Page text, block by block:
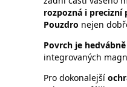
rozpozná i
Pouzdro nejen
Povrch je
integrovaných
Pro dokonalejší